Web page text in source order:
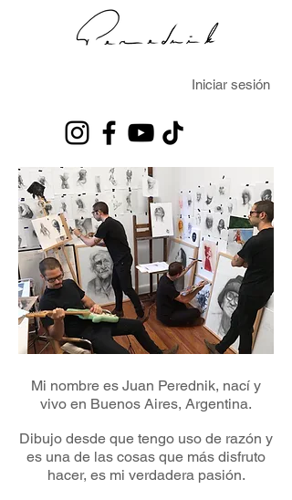
Iniciar sesión
Mi nombre es Juan Perednik, nací y
vivo en Buenos Aires, Argentina.
Dibujo desde que tengo uso de razón y
es una de las cosas que más disfruto
hacer, es mi verdadera pasión.